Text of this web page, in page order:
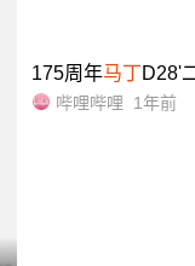
175周年马丁D28'
哔哩哔哩 1年前